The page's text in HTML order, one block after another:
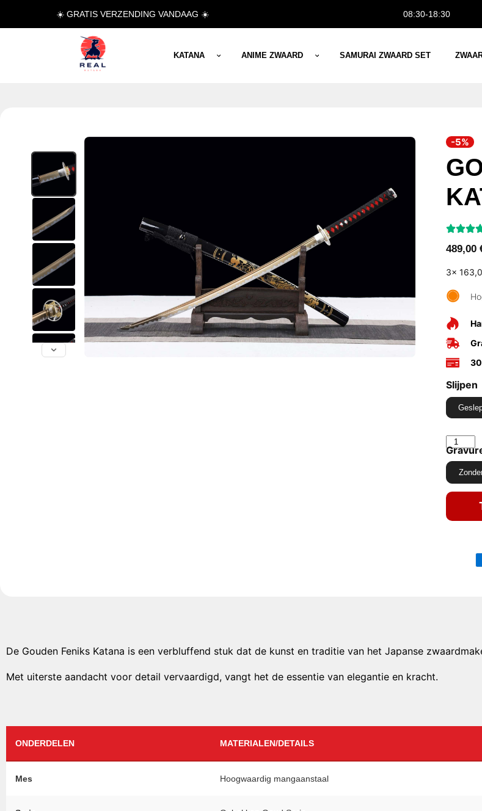
☀️ GRATIS VERZENDING VANDAAG ☀️ 08:30-18:30
KATANA ANIME ZWAARD SAMURAI ZWAARD SET
-5%
489,00
3x
Slijpen
De Gouden Feniks Katana is een verbluffend stuk dat de kunst en traditie van het Japanse
Met uiterste aandacht voor detail vervaardigd, vangt het de essentie van elegantie en kracht.
ONDERDELEN MATERIALEN/DETAILS
Mes Hoogwaardig mangaanstaal